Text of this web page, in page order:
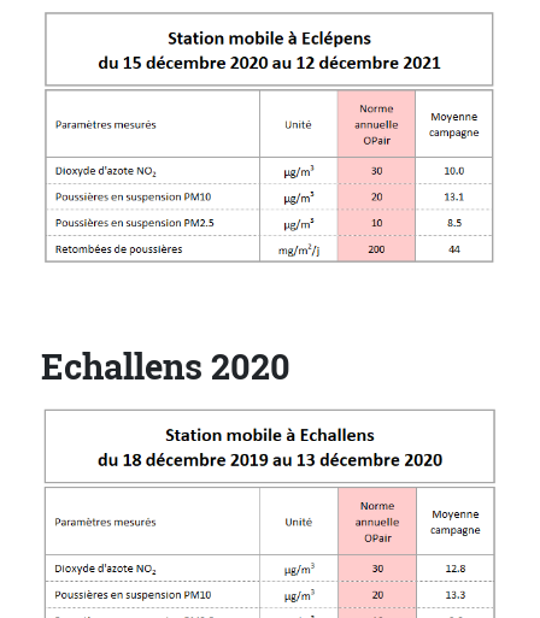
Echallens 2020